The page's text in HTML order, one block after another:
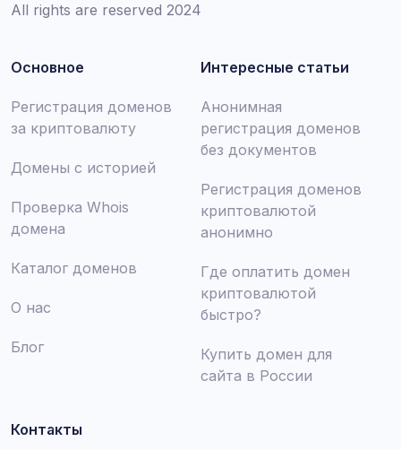
All rights are reserved 2024
Основное
Регистрация доменов
за криптовалюту
Домены с историей
Проверка Whois
домена
Каталог доменов
О нас
Блог
Интересные статьи
Анонимная
регистрация доменов
без документов
Регистрация доменов
криптовалютой
анонимно
Где оплатить домен
криптовалютой
быстро?
Купить домен для
сайта в России
Контакты